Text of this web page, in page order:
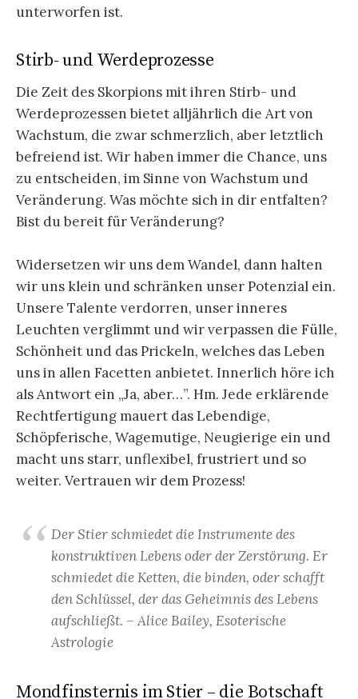
unterworfen ist.
Stirb- und Werdeprozesse
Die Zeit des Skorpions mit ihren Stirb- und
Werdeprozessen bietet alljährlich die Art von
Wachstum, die zwar schmerzlich, aber letztlich
befreiend ist. Wir haben immer die Chance, uns
zu entscheiden, im Sinne von Wachstum und
Veränderung. Was möchte sich in dir entfalten?
Bist du bereit für Veränderung?
Widersetzen wir uns dem Wandel, dann halten
wir uns klein und schränken unser Potenzial ein.
Unsere Talente verdorren, unser inneres
Leuchten verglimmt und wir verpassen die Fülle,
Schönheit und das Prickeln, welches das Leben
uns in allen Facetten anbietet. Innerlich höre ich
als Antwort ein „Ja, aber…”. Hm. Jede erklärende
Rechtfertigung mauert das Lebendige,
Schöpferische, Wagemutige, Neugierige ein und
macht uns starr, unflexibel, frustriert und so
weiter. Vertrauen wir dem Prozess!
Der Stier schmiedet die Instrumente des
konstruktiven Lebens oder der Zerstörung. Er
schmiedet die Ketten, die binden, oder schafft
den Schlüssel, der das Geheimnis des Lebens
aufschließt. – Alice Bailey, Esoterische
Astrologie
Mondfinsternis im Stier – die Botschaft